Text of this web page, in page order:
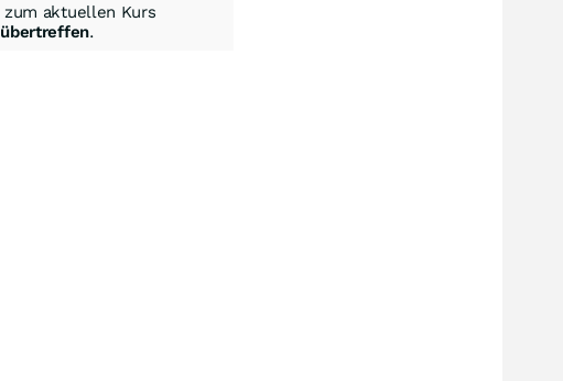
zum aktuellen Kurs
übertreffen.